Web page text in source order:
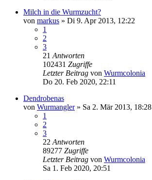
Milch in die Wurmzucht?
von markus » Di 9. Apr 2013, 12:22
1
2
3
21 Antworten
102431 Zugriffe
Letzter Beitrag von Wurmcolonia
Do 20. Feb 2020, 22:11
Dendrobenas
von Wurmangler» Sa 2. Mär 2013, 18:28
1
2
3
22 Antworten
89277 Zugriffe
Letzter Beitrag von Wurmcolonia
Sa 1. Feb 2020, 20:51